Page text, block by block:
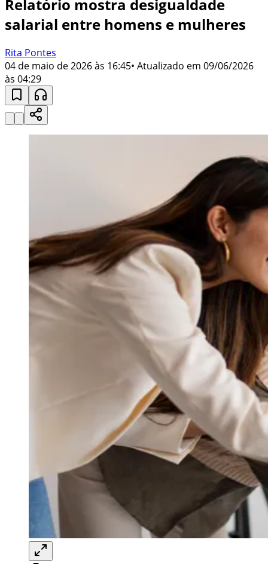
Relatório mostra desigualdade
salarial entre homens e mulheres
Rita Pontes
04 de maio de 2026 às 16:45• Atualizado em 09/06/2026
às 04:29